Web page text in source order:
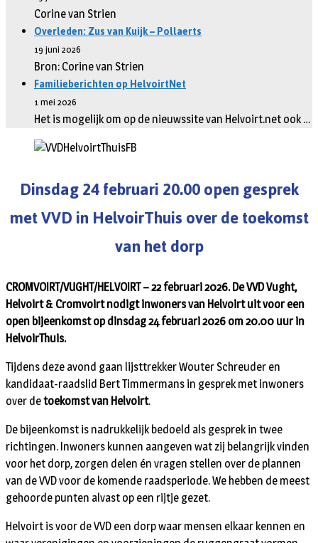
Corine van Strien
Overleden: Zus van Kuijk – Pollaerts
19 juni 2026
Bron: Corine van Strien
Familieberichten op HelvoirtNet
1 mei 2026
Het is mogelijk om op de nieuwssite van Helvoirt.net ook …
Dinsdag 24 februari 20.00 open gesprek
met VVD in HelvoirThuis over de toekomst
van het dorp
CROMVOIRT/VUGHT/HELVOIRT – 22 februari 2026. De VVD Vught,
Helvoirt & Cromvoirt nodigt inwoners van Helvoirt uit voor een
open bijeenkomst op dinsdag 24 februari 2026 om 20.00 uur in
HelvoirThuis.
Tijdens deze avond gaan lijsttrekker Wouter Schreuder en
kandidaat-raadslid Bert Timmermans in gesprek met inwoners
over detoekomst van Helvoirt.
De bijeenkomst is nadrukkelijk bedoeld als gesprek in twee
richtingen. Inwoners kunnen aangeven wat zij belangrijk vinden
voor het dorp, zorgen delen én vragen stellen over de plannen
van de VVD voor de komende raadsperiode. We hebben de meest
gehoorde punten alvast op een rijtje gezet.
Helvoirt is voor de VVD een dorp waar mensen elkaar kennen en